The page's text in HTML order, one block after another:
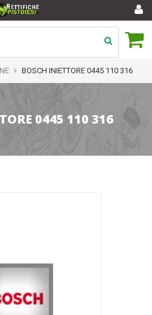
BOSCH INIETTORE 0445 110 316
0445 110 316